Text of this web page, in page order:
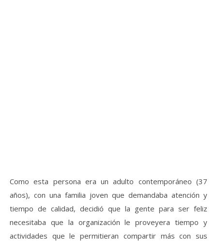
Como esta persona era un adulto contemporáneo (37
años), con una familia joven que demandaba atención y
tiempo de calidad, decidió que la gente para ser feliz
necesitaba que la organización le proveyera tiempo y
actividades que le permitieran compartir más con sus